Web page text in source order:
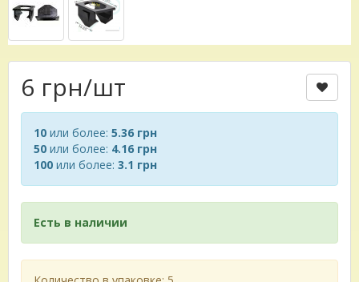
6 грн/шт
10 или более: 5.36 грн
50 или более: 4.16 грн
100 или более: 3.1 грн
Есть в наличии